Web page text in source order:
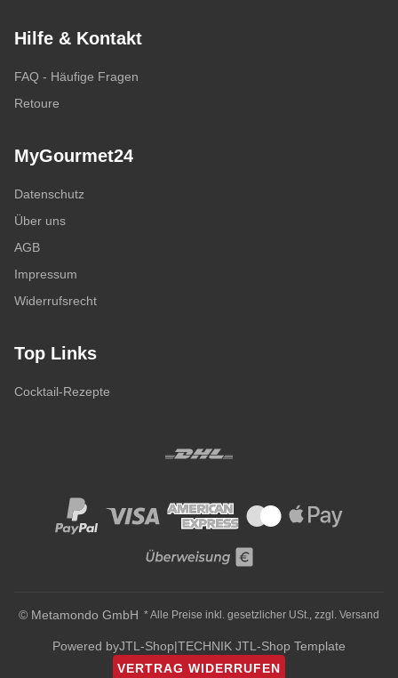
Hilfe & Kontakt
FAQ - Häufige Fragen
Retoure
MyGourmet24
Datenschutz
Über uns
AGB
Impressum
Widerrufsrecht
Top Links
Cocktail-Rezepte
© Metamondo GmbH * Alle Preise inkl. gesetzlicher USt., zzgl. Versand
Powered byJTL-Shop|TECHNIK JTL-Shop Template
VERTRAG WIDERRUFEN